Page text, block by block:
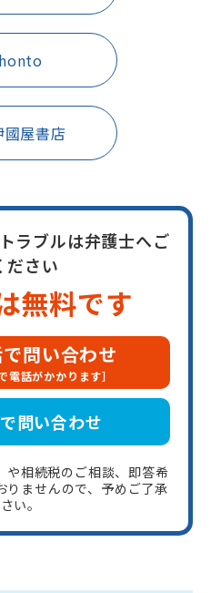
honto
國屋書店
ラブルは弁護士へご
ださい
無料です
問い合わせ
電話がかかります］
問い合わせ
相続税のご相談、即答希
りませんので、予めご了承
い。